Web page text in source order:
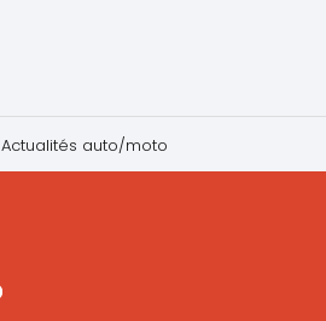
Actualités auto/moto